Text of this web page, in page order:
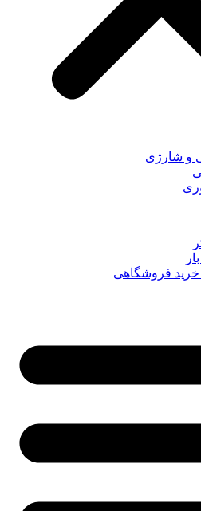
و شارژی
خرید فروشگاهی